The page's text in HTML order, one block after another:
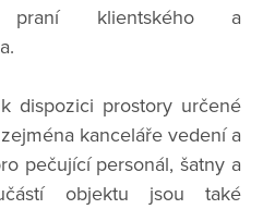
praní klientského a
dispozici prostory určené
kanceláře vedení a
pečující personál, šatny a
objektu jsou také